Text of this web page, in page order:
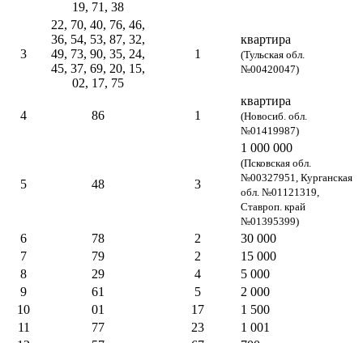
19, 71, 38
3
22, 70, 40, 76, 46,
36, 54, 53, 87, 32,
49, 73, 90, 35, 24,
45, 37, 69, 20, 15,
02, 17, 75
1
квартира
(Тульская обл.
№00420047)
4 86 1
квартира
(Новосиб. обл.
№01419987)
5 48 3
1 000 000
(Псковская обл.
№00327951, Курганская
обл. №01121319,
Ставроп. край
№01395399)
6 78 2
30 000
7
79 2
15 000
8
29 4
5 000
9
61 5
2 000
10
01 17
1 500
11
77 23
1 001